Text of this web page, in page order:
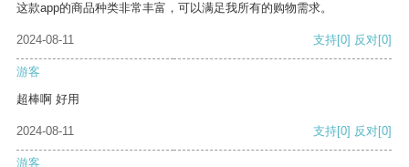
这款app的商品种类非常丰富，可以满足我所有的购物需求。
2024-08-11 支持[0] 反对[0]
游客
超棒啊 好用
2024-08-11 支持[0] 反对[0]
游客